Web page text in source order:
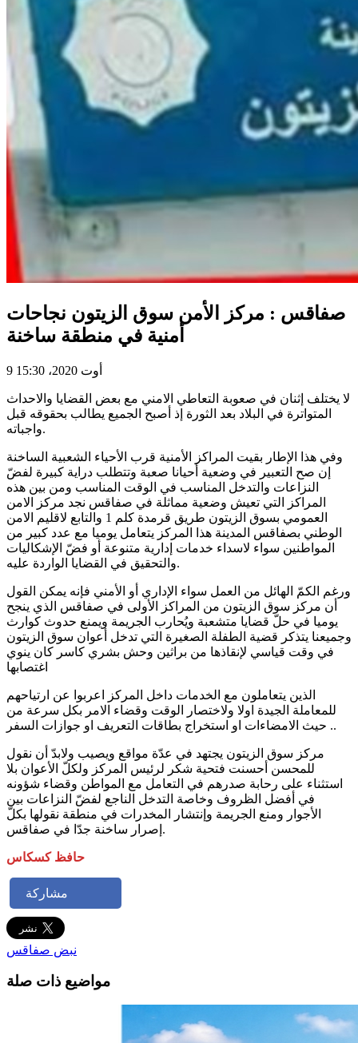
صفاقس : مركز الأمن سوق الزيتون نجاحات
أمنية في منطقة ساخنة
9 أوت 2020، 15:30
لا يختلف إثنان في صعوبة التعاطي الامني مع بعض القضايا والاحداث
المتواترة في البلاد بعد الثورة إذ أصبح الجميع يطالب بحقوقه قبل
واجباته.
وفي هذا الإطار بقيت المراكز الأمنية قرب الأحياء الشعبية الساخنة
إن صح التعبير في وضعية أحيانا صعبة وتتطلب دراية كبيرة لفضّ
النزاعات والتدخل المناسب في الوقت المناسب ومن بين هذه
المراكز التي تعيش وضعية مماثلة في صفاقس نجد مركز الامن
العمومي بسوق الزيتون طريق قرمدة كلم 1 والتابع لاقليم الامن
الوطني بصفاقس المدينة هذا المركز يتعامل يوميا مع عدد كبير من
المواطنين سواء لاسداء خدمات إدارية متنوعة أو فضّ الإشكاليات
والتحقيق في القضايا الواردة عليه.
ورغم الكمّ الهائل من العمل سواء الإداري أو الأمني فإنه يمكن القول
أن مركز سوق الزيتون من المراكز الأولى في صفاقس الذي ينجح
يوميا في حلّ قضايا متشعبة ويُحارب الجريمة ويمنع حدوث كوارث
وجميعنا يتذكر قضية الطفلة الصغيرة التي تدخل أعوان سوق الزيتون
في وقت قياسي لإنقاذها من براثين وحش بشري كاسر كان ينوي
اغتصابها
الذين يتعاملون مع الخدمات داخل المركز اعربوا عن ارتياحهم
للمعاملة الجيدة اولا ولاختصار الوقت وقضاء الامر بكل سرعة من
حيث الامضاءات او استخراج بطاقات التعريف او جوازات السفر ..
مركز سوق الزيتون يجتهد في عدّة مواقع ويصيب ولابدّ أن نقول
للمحسن أحسنت فتحية شكر لرئيس المركز ولكلّ الأعوان بلا
استثناء على رحابة صدرهم في التعامل مع المواطن وقضاء شؤونه
في أفضل الظروف وخاصة التدخل الناجع لفضّ النزاعات بين
الأجوار ومنع الجريمة وإنتشار المخدرات في منطقة نقولها بكلّ
إصرار ساخنة جدّا في صفاقس.
حافظ كسكاس
مشاركة
نبض صفاقس
مواضيع ذات صلة